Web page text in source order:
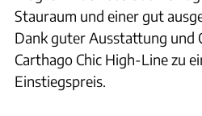
Stauraum und einer gut
Dank guter Ausstattung und
Carthago Chic High-Line zu
Einstiegspreis.